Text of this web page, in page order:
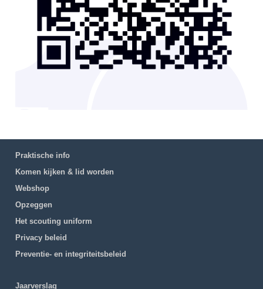
Praktische info
Komen kijken & lid worden
Webshop
Opzeggen
Het scouting uniform
Privacy beleid
Preventie- en integriteitsbeleid
Jaarverslag